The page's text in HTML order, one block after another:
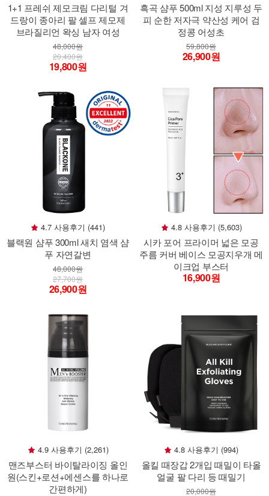
1+1 프레쉬 제모크림 다리털 겨
드랑이 종아리 팔 셀프 제모제
브라질리언 왁싱 남자 여성
48,000원
20,400원
19,800원
흑곡 샴푸 500ml 지성 지루성 두
피 순한 저자극 약산성 케어 검
정콩 어성초
59,800원
26,900원
4.7 사용후기 (441)
블랙원 샴푸 300ml 새치 염색 샴
푸 자연갈변
48,000원
27,700원
26,900원
4.8 사용후기 (5,603)
시카 포어 프라이머 넓은 모공
주름 커버 베이스 모공지우개 메
이크업 부스터
16,900원
4.9 사용후기 (2,261)
맨즈부스터 바이탈라이징 올인
원(스킨+로션+에센스를 하나로
간편하게)
4.8 사용후기 (994)
올킬 때장갑 2개입 때밀이 타올
얼굴 팔 다리 등 때밀기
20,000원